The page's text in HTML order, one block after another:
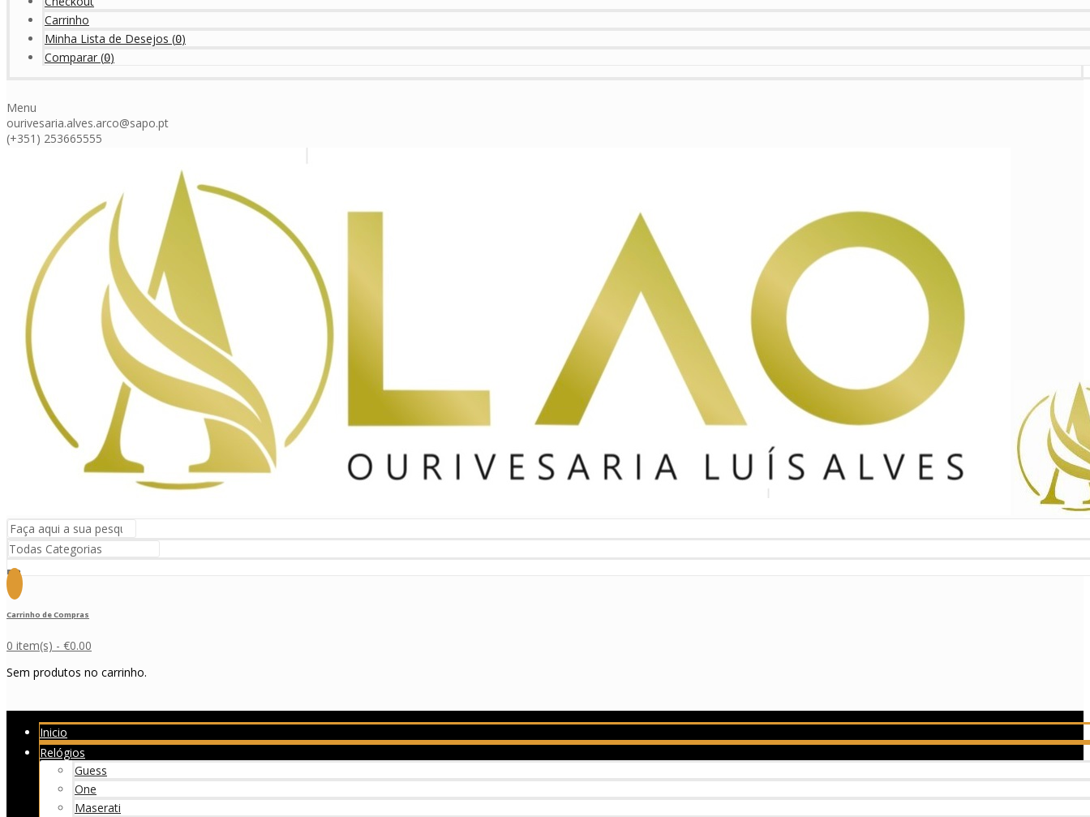
Carrinho
Minha Lista de Desejos (0)
Comparar (0)
Menu
ourivesaria.alves.arco@sapo.pt
(+351) 253665555
Carrinho de Compras
0 item(s) - €0.00
Sem produtos no carrinho.
Inicio
Relógios
Guess
One
Maserati